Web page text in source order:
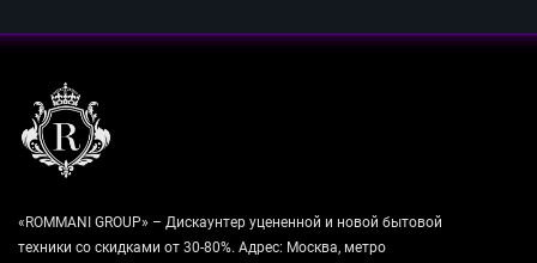
«ROMMANI GROUP» – Дискаунтер уцененной и новой бытовой
техники со скидками от 30-80%. Адрес: Москва, метро